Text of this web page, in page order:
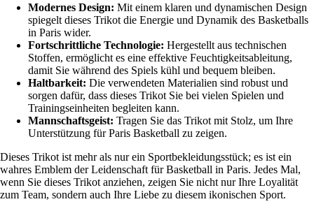
Modernes Design: Mit einem klaren und dynamischen Design
spiegelt dieses Trikot die Energie und Dynamik des Basketballs
in Paris wider.
Fortschrittliche Technologie: Hergestellt aus technischen
Stoffen, ermöglicht es eine effektive Feuchtigkeitsableitung,
damit Sie während des Spiels kühl und bequem bleiben.
Haltbarkeit: Die verwendeten Materialien sind robust und
sorgen dafür, dass dieses Trikot Sie bei vielen Spielen und
Trainingseinheiten begleiten kann.
Mannschaftsgeist: Tragen Sie das Trikot mit Stolz, um Ihre
Unterstützung für Paris Basketball zu zeigen.
Dieses Trikot ist mehr als nur ein Sportbekleidungsstück; es ist ein
wahres Emblem der Leidenschaft für Basketball in Paris. Jedes Mal,
wenn Sie dieses Trikot anziehen, zeigen Sie nicht nur Ihre Loyalität
zum Team, sondern auch Ihre Liebe zu diesem ikonischen Sport.